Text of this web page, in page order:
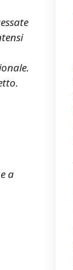
a